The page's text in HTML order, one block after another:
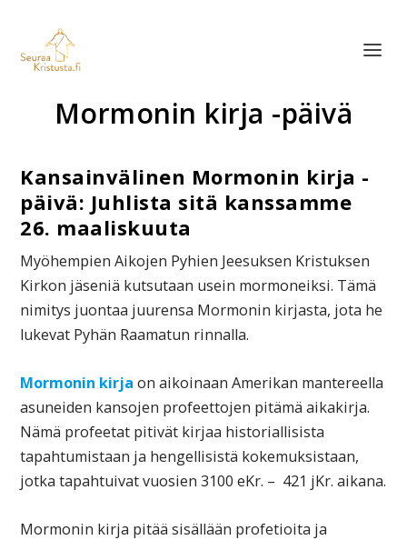
Mormonin kirja -päivä
Kansainvälinen Mormonin kirja -
päivä: Juhlista sitä kanssamme
26. maaliskuuta
Myöhempien Aikojen Pyhien Jeesuksen Kristuksen
Kirkon jäseniä kutsutaan usein mormoneiksi. Tämä
nimitys juontaa juurensa Mormonin kirjasta, jota he
lukevat Pyhän Raamatun rinnalla.
Mormonin kirja on aikoinaan Amerikan mantereella
asuneiden kansojen profeettojen pitämä aikakirja.
Nämä profeetat pitivät kirjaa historiallisista
tapahtumistaan ja hengellisistä kokemuksistaan,
jotka tapahtuivat vuosien 3100 eKr. – 421 jKr. aikana.
Mormonin kirja pitää sisällään profetioita ja